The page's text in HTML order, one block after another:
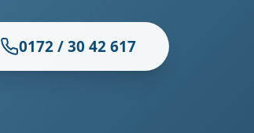
0172 / 30 42 617